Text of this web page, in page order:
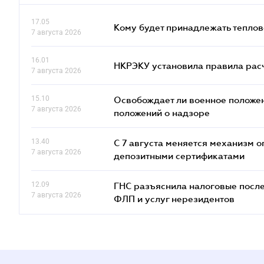
17.05
7 августа 2026
Кому будет принадлежать
16.01
7 августа 2026
НКРЭКУ установила правила
15.10
7 августа 2026
Освобождает ли военное
положений о надзоре
13.40
7 августа 2026
С 7 августа меняется механизм
депозитными сертификатами
12.09
7 августа 2026
ГНС разъяснила налоговые
ФЛП и услуг нерезидентов